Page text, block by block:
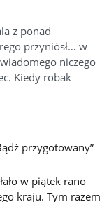
z ponad
przyniósł… w
niczego
Kiedy robak
przygotowany”
w piątek rano
kraju. Tym razem